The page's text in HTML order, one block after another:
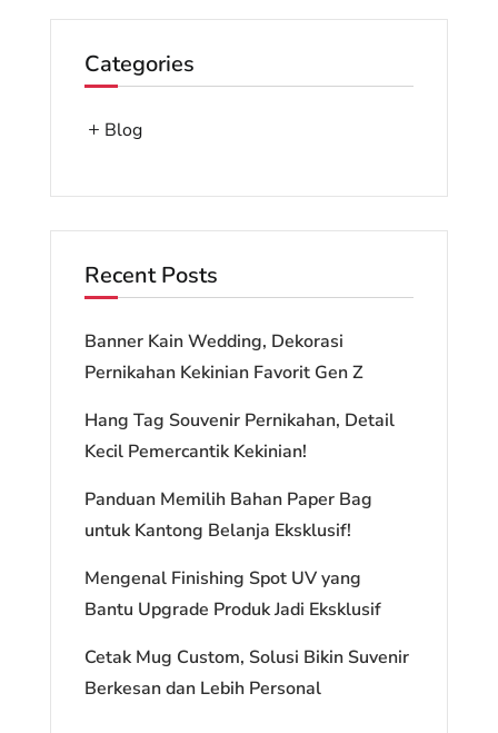
Categories
Blog
Recent Posts
Banner Kain Wedding, Dekorasi
Pernikahan Kekinian Favorit Gen Z
Hang Tag Souvenir Pernikahan, Detail
Kecil Pemercantik Kekinian!
Panduan Memilih Bahan Paper Bag
untuk Kantong Belanja Eksklusif!
Mengenal Finishing Spot UV yang
Bantu Upgrade Produk Jadi Eksklusif
Cetak Mug Custom, Solusi Bikin Suvenir
Berkesan dan Lebih Personal